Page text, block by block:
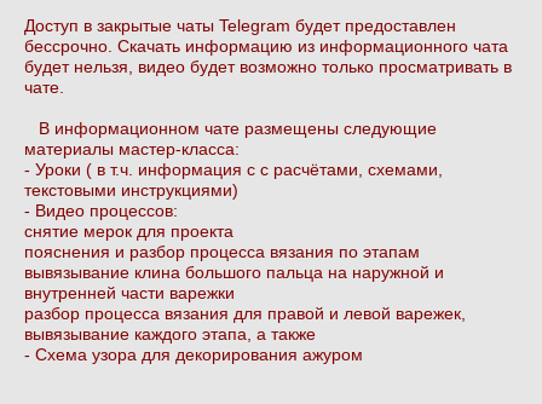
Доступ в закрытые чаты Telegram будет предоставлен
бессрочно. Скачать информацию из информационного чата
будет нельзя, видео будет возможно только просматривать в
чате.
В информационном чате размещены следующие
материалы мастер-класса:
- Уроки ( в т.ч. информация с с расчётами, схемами,
текстовыми инструкциями)
- Видео процессов:
снятие мерок для проекта
пояснения и разбор процесса вязания по этапам
вывязывание клина большого пальца на наружной и
внутренней части варежки
разбор процесса вязания для правой и левой варежек,
вывязывание каждого этапа, а также
- Схема узора для декорирования ажуром